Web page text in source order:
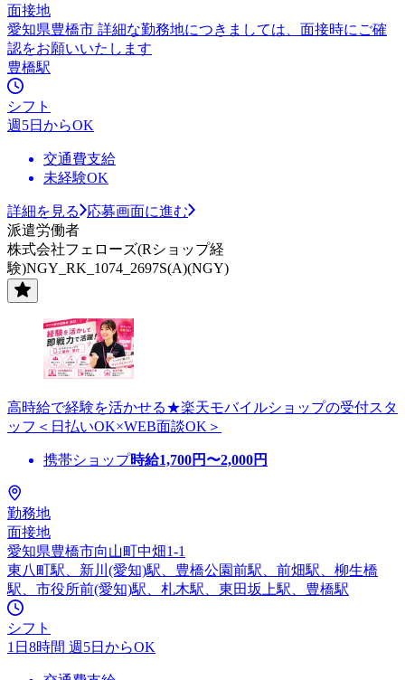
面接地
愛知県豊橋市 詳細な勤務地につきましては、面接時にご確
認をお願いいたします
豊橋駅
シフト
週5日からOK
交通費支給
未経験OK
詳細を見る
応募画面に進む
派遣労働者
株式会社フェローズ(Rショップ経
験)NGY_RK_1074_2697S(A)(NGY)
高時給で経験を活かせる★楽天モバイルショップの受付スタ
ッフ＜日払いOK×WEB面談OK＞
携帯ショップ時給1,700円〜2,000円
勤務地
面接地
愛知県豊橋市向山町中畑1-1
東八町駅、新川(愛知)駅、豊橋公園前駅、前畑駅、柳生橋
駅、市役所前(愛知)駅、札木駅、東田坂上駅、豊橋駅
シフト
1日8時間 週5日からOK